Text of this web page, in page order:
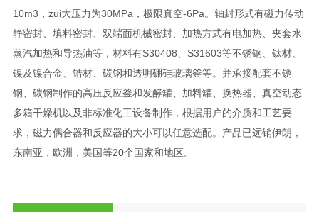
10m3，zui大压力为30MPa，极限真空-6Pa。轴封形式有磁力传动
静密封、填料密封、双端面机械密封、加热方式有电加热、夹套水
蒸汽加热和导热油等，材料有S30408、S31603等不锈钢、钛材、
镍及镍合金、锆材、碳钢和透明硼硅玻璃釜等。并承接配套不锈
钢、碳钢制作的高压反应釜和发酵罐、加料罐、换热器、真空动态
多箱干燥机以及非标准化工设备制作，根据用户的介质和工艺要
求，磁力偶合器和反应器的大小可以任意选配。产品已远销伊朗，
东南亚，欧洲，美国等20个国家和地区。